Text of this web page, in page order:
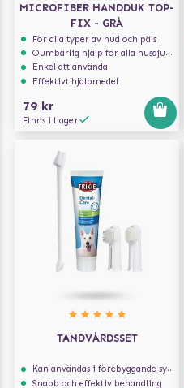
MICROFIBER HANDDUK TOP-
FIX - GRÅ
För alla typer av hud och päls
Oumbärlig hjälp för alla husdjursägare
Enkel att använda
Effektivt hjälpmedel
79 kr
Finns i Lager
TANDVÅRDSSET
Kan användas i förebyggande syfte
Snabb och effektiv behandling